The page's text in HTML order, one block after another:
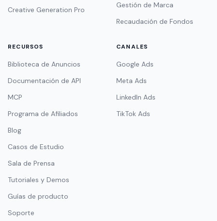
Creative Generation Pro
Gestión de Marca
Recaudación de Fondos
RECURSOS
Biblioteca de Anuncios
Documentación de API
MCP
Programa de Afiliados
Blog
Casos de Estudio
Sala de Prensa
Tutoriales y Demos
Guías de producto
Soporte
CANALES
Google Ads
Meta Ads
LinkedIn Ads
TikTok Ads